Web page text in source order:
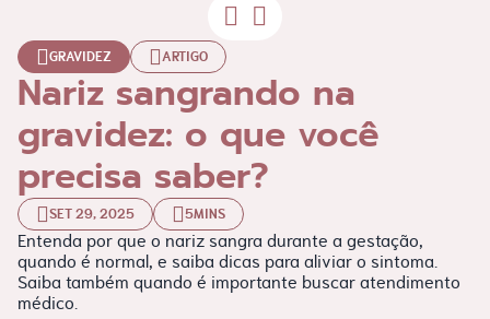
GRAVIDEZ ARTIGO
Nariz sangrando na
gravidez: o que você
precisa saber?
SET 29, 2025 5MINS
Entenda por que o nariz sangra durante a gestação,
quando é normal, e saiba dicas para aliviar o sintoma.
Saiba também quando é importante buscar atendimento
médico.